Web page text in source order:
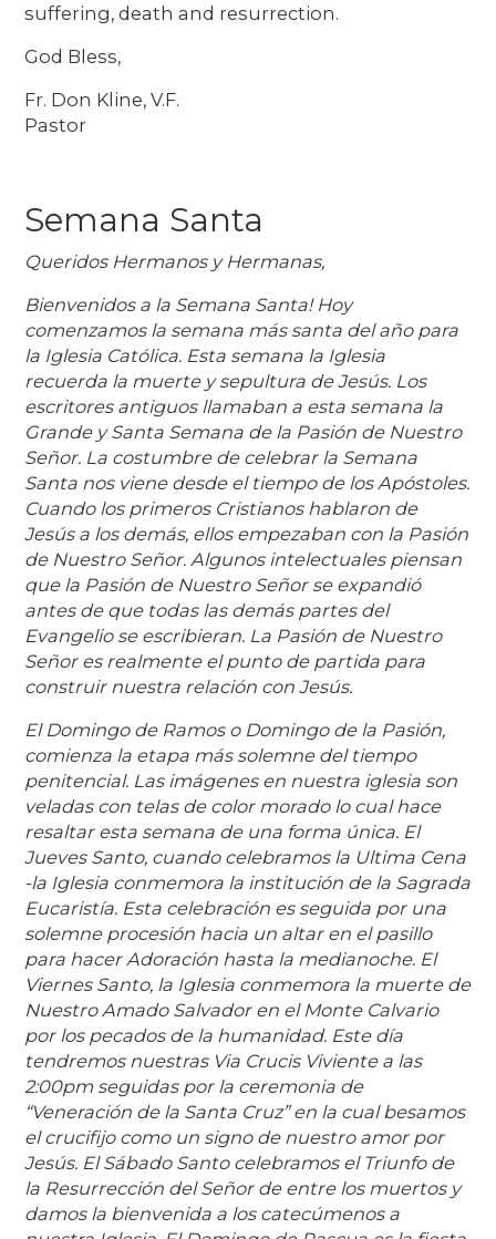
suffering, death and resurrection.
God Bless,
Fr. Don Kline, V.F.
Pastor
Semana Santa
Queridos Hermanos y Hermanas,
Bienvenidos a la Semana Santa! Hoy
comenzamos la semana más santa del año para
la Iglesia Católica. Esta semana la Iglesia
recuerda la muerte y sepultura de Jesús. Los
escritores antiguos llamaban a esta semana la
Grande y Santa Semana de la Pasión de Nuestro
Señor. La costumbre de celebrar la Semana
Santa nos viene desde el tiempo de los Apóstoles.
Cuando los primeros Cristianos hablaron de
Jesús a los demás, ellos empezaban con la Pasión
de Nuestro Señor. Algunos intelectuales piensan
que la Pasión de Nuestro Señor se expandió
antes de que todas las demás partes del
Evangelio se escribieran. La Pasión de Nuestro
Señor es realmente el punto de partida para
construir nuestra relación con Jesús.
El Domingo de Ramos o Domingo de la Pasión,
comienza la etapa más solemne del tiempo
penitencial. Las imágenes en nuestra iglesia son
veladas con telas de color morado lo cual hace
resaltar esta semana de una forma única. El
Jueves Santo, cuando celebramos la Ultima Cena
-la Iglesia conmemora la institución de la Sagrada
Eucaristía. Esta celebración es seguida por una
solemne procesión hacia un altar en el pasillo
para hacer Adoración hasta la medianoche. El
Viernes Santo, la Iglesia conmemora la muerte de
Nuestro Amado Salvador en el Monte Calvario
por los pecados de la humanidad. Este día
tendremos nuestras Via Crucis Viviente a las
2:00pm seguidas por la ceremonia de
“Veneración de la Santa Cruz” en la cual besamos
el crucifijo como un signo de nuestro amor por
Jesús. El Sábado Santo celebramos el Triunfo de
la Resurrección del Señor de entre los muertos y
damos la bienvenida a los catecúmenos a